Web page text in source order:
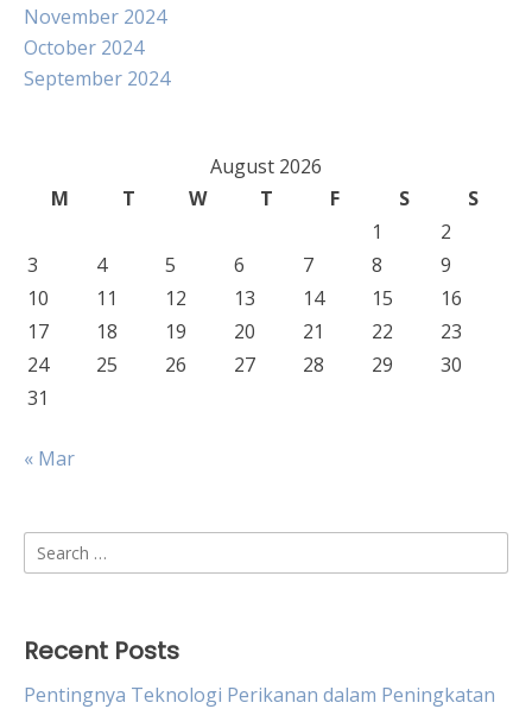
November 2024
October 2024
September 2024
August 2026
M
T W T F S
S
1
2
3
4 5 6 7 8
9
10
11 12 13 14 15
16
17
18 19 20 21 22
23
24
25 26 27 28 29
30
31
« Mar
Search
for:
Recent Posts
Pentingnya Teknologi Perikanan dalam Peningkatan